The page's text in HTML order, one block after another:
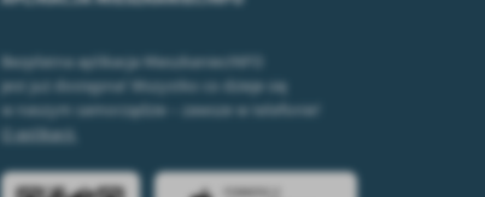
Bezpłatna aplikacja MieszkaniecINFO
jest już dostępna! Wszystko co dzieje się
w naszym samorządzie – zawsze w telefonie!
O aplikacji.